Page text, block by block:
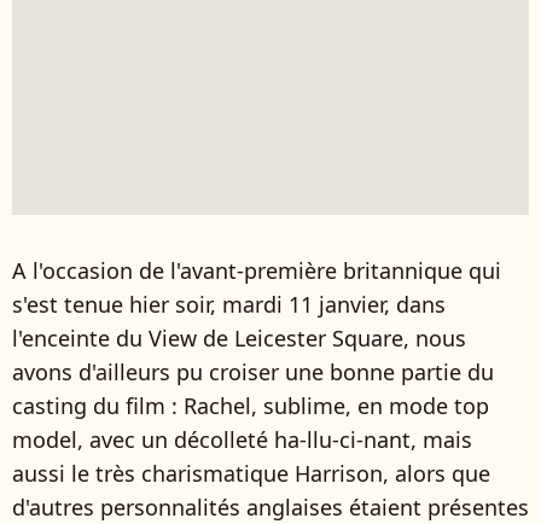
A l'occasion de l'avant-première britannique qui
s'est tenue hier soir, mardi 11 janvier, dans
l'enceinte du View de Leicester Square, nous
avons d'ailleurs pu croiser une bonne partie du
casting du film : Rachel, sublime, en mode top
model, avec un décolleté ha-llu-ci-nant, mais
aussi le très charismatique Harrison, alors que
d'autres personnalités anglaises étaient présentes